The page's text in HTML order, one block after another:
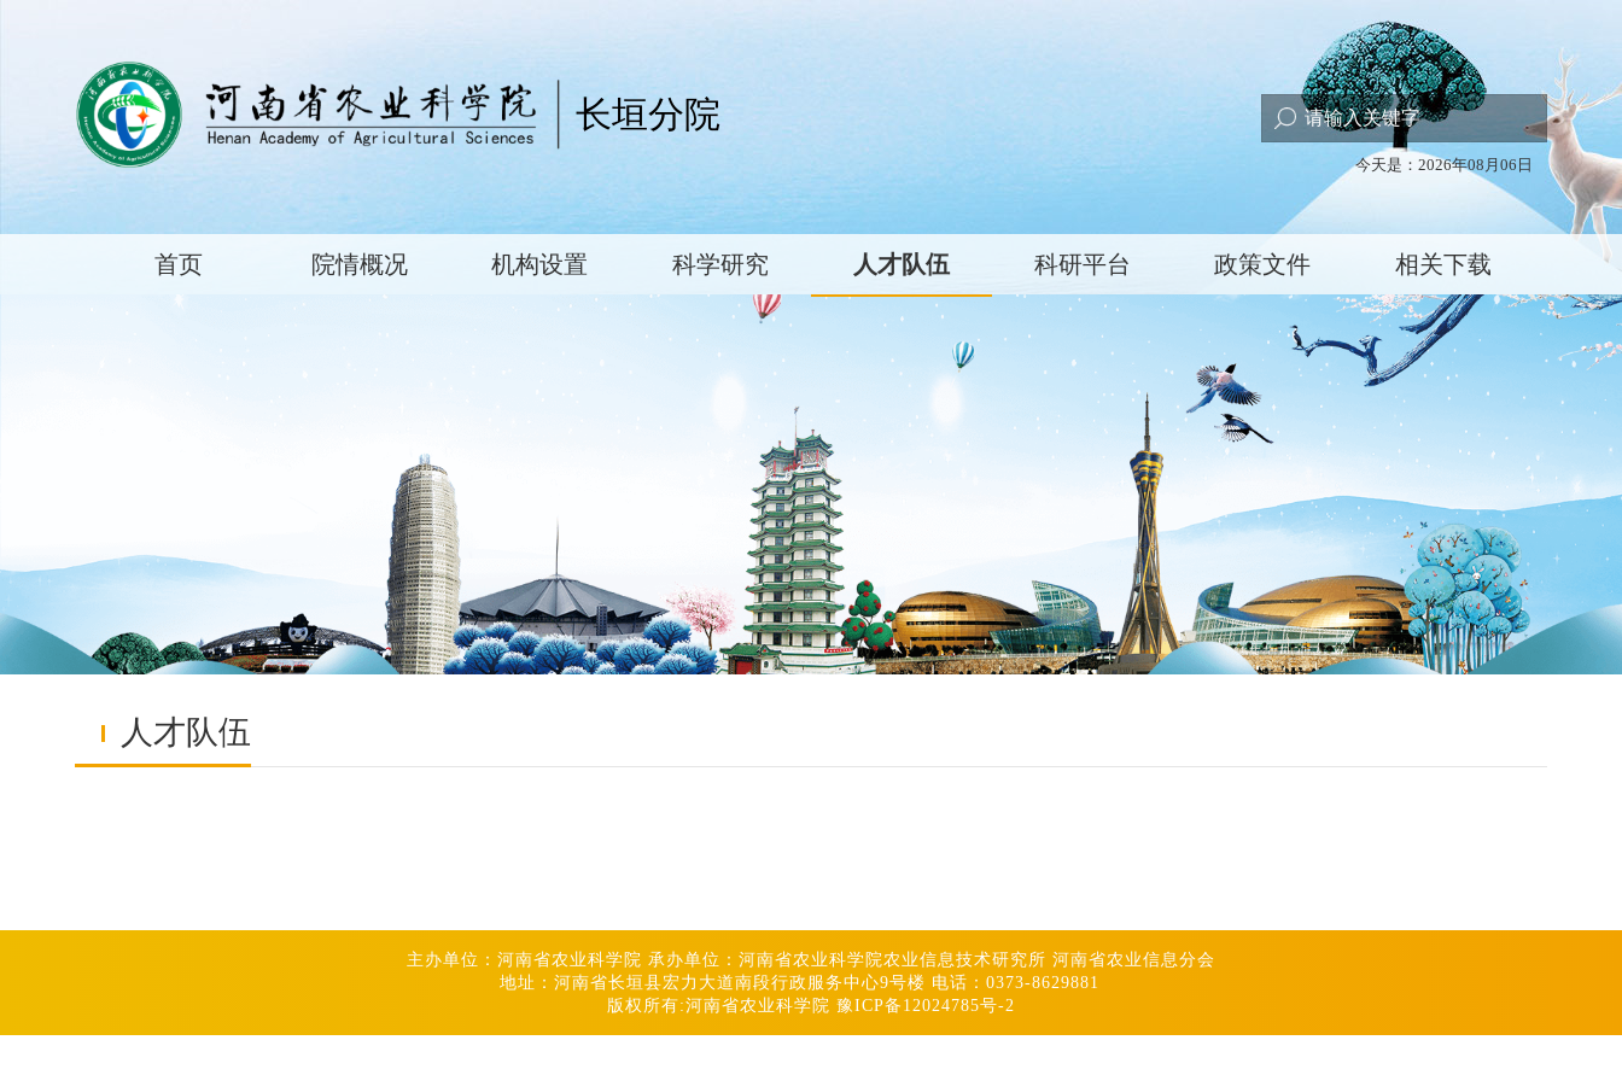
长垣分院
今天是：2026年08月06日
首页 院情概况 机构设置 科学研究 人才队伍 科研平台 政策文件 相关下载
人才队伍
主办单位：河南省农业科学院 承办单位：河南省农业科学院农业信息技术研究所 河南省农业信息分会
地址：河南省长垣县宏力大道南段行政服务中心9号楼 电话：0373-8629881
版权所有:河南省农业科学院 豫ICP备12024785号-2